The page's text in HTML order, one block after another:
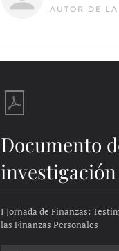
AUTOR DE
Documento
investigación
I Jornada de Finanzas:
las Finanzas Personales